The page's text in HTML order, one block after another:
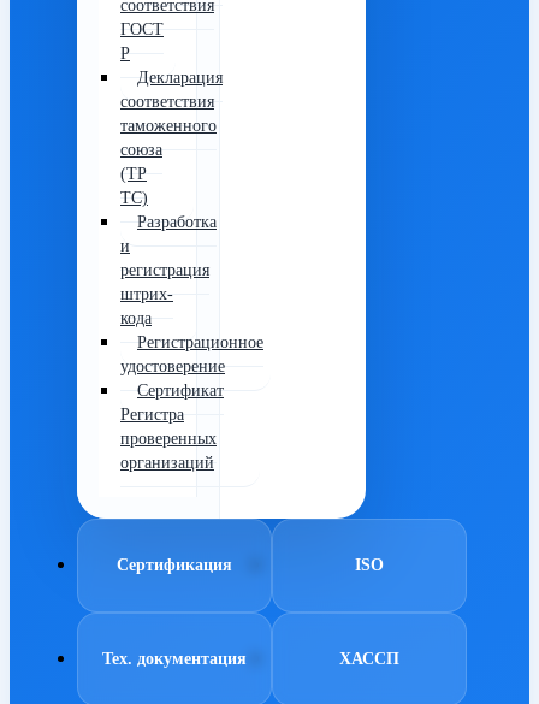
соответствия
ГОСТ
Р
Декларация
соответствия
таможенного
союза
(ТР
ТС)
Разработка
и
регистрация
штрих-
кода
Регистрационное
удостоверение
Сертификат
Регистра
проверенных
организаций
Сертификация ISO
Тех. документация ХАССП